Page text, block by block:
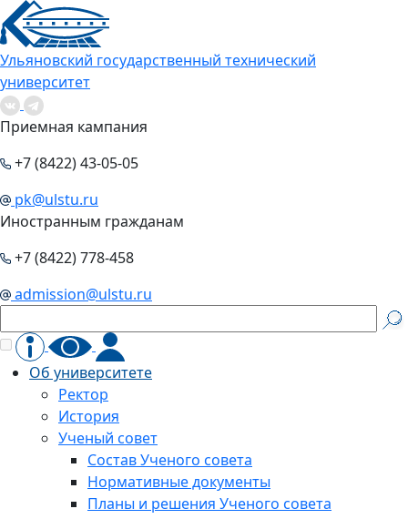
Ульяновский государственный технический
университет
Приемная кампания
+7 (8422) 43-05-05
pk@ulstu.ru
Иностранным гражданам
+7 (8422) 778-458
admission@ulstu.ru
Об университете
Ректор
История
Ученый совет
Состав Ученого совета
Нормативные документы
Планы и решения Ученого совета